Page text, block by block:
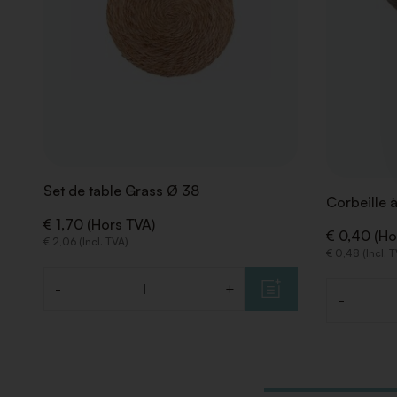
Set de table Grass Ø 38
€ 1,70 (Hors TVA)
€ 2,06 (Incl. TVA)
- +
Corbeille
€ 0,40
€ 0,48 (Incl.
-